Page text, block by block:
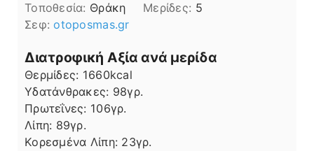
Τοποθεσία: Θράκη Μερίδες: 5
Σεφ:otoposmas.gr
Διατροφική Αξία ανά μερίδα
Θερμίδες: 1660kcal
Υδατάνθρακες: 98γρ.
Πρωτεΐνες: 106γρ.
Λίπη
Λίπη: 89γρ.
Κορεσμένα Λίπη: 23γρ.